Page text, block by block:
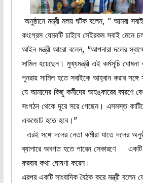
অনুষ্ঠানে মন্ত্রী মলয় ঘটক বলেন, ” আমরা
কংগ্রেস যেমনটি চাইবে সেইরকম সবাই মেনে
আইন মন্ত্রী আরো বলেন, “আপনারা দলের
সামিল হয়েছেন। মুখ্যমন্ত্রী এই কর্মসূচি ঘোষনা
পুনরায় সামিল হতে সবাইকে আহ্বান করার সঙ্গে
যে আমাদের কিছু কর্মীদের অহঙ্কারের কারণে
সংগঠন থেকে দূরে সরে গেছেন। এসমস্ত
একজোট হতে হবে।”
এরই সঙ্গে দলের নেতা কর্মীরা যাতে দলের
ব্যাপারে অবগত হতে পারেন সেকারণে একটি
করবার কথা ঘোষণা করেন।
এরপর একটি সাংবাদিক বৈঠক করে মন্ত্রী বলেন